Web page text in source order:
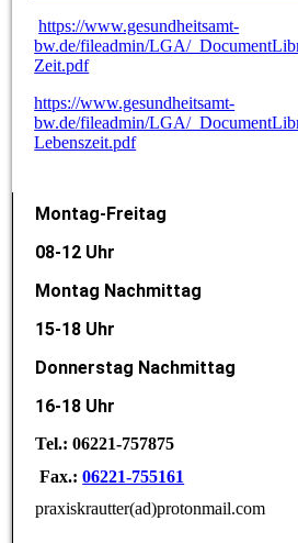
https://www.gesundheitsamt-
bw.de/fileadmin/LGA/
Zeit.pdf
https://www.gesundheitsamt-
bw.de/fileadmin/LGA/
Lebenszeit.pdf
Montag-Freitag
08-12 Uhr
Montag Nachmittag
15-18 Uhr
Donnerstag Nachmittag
16-18 Uhr
Tel.: 06221-757875
Fax.:06221-755161
praxiskrautter(ad)protonmail.com